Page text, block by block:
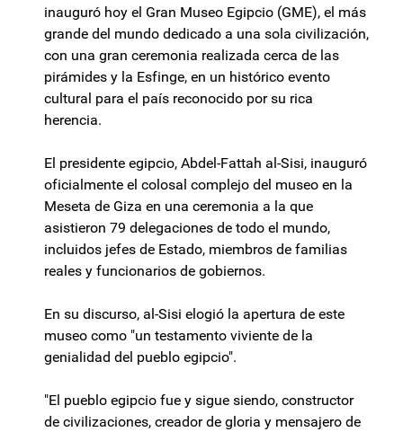
inauguró hoy el Gran Museo Egipcio (GME), el más
grande del mundo dedicado a una sola civilización,
con una gran ceremonia realizada cerca de las
pirámides y la Esfinge, en un histórico evento
cultural para el país reconocido por su rica
herencia.
El presidente egipcio, Abdel-Fattah al-Sisi, inauguró
oficialmente el colosal complejo del museo en la
Meseta de Giza en una ceremonia a la que
asistieron 79 delegaciones de todo el mundo,
incluidos jefes de Estado, miembros de familias
reales y funcionarios de gobiernos.
En su discurso, al-Sisi elogió la apertura de este
museo como "un testamento viviente de la
genialidad del pueblo egipcio".
"El pueblo egipcio fue y sigue siendo, constructor
de civilizaciones, creador de gloria y mensajero de